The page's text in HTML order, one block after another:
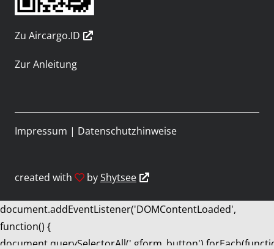
Zu Aircargo.ID
Zur Anleitung
created with byShytsee
Impressum | Datenschutzhinweise
document.addEventListener('DOMContentLoaded',
function() {